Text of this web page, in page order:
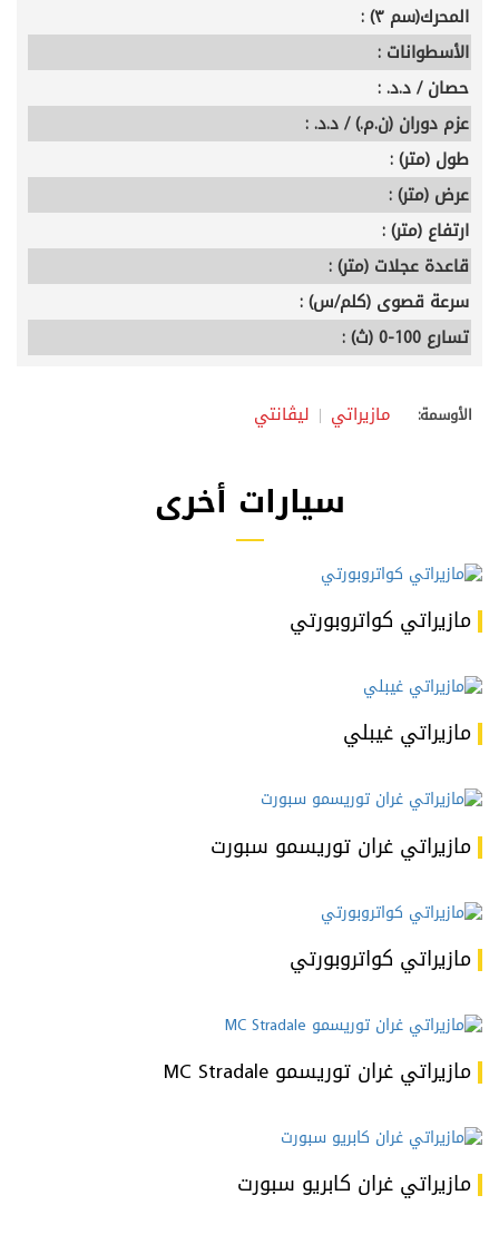
المحرك(سم ٣) :
الأسطوانات :
حصان / د.د. :
عزم دوران (ن.م.) / د.د. :
طول (متر) :
عرض (متر) :
ارتفاع (متر) :
قاعدة عجلات (متر) :
سرعة قصوى (كلم/س) :
تسارع 100-0 (ث) :
الأوسمة: مازيراتي ليڤانتي
سيارات أخرى
مازيراتي كواتروبورتي
مازيراتي غيبلي
مازيراتي غران توريسمو سبورت
مازيراتي كواتروبورتي
مازيراتي غران توريسمو MC Stradale
مازيراتي غران كابريو سبورت